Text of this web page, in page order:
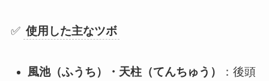
✅ 使用した主なツボ
風池（ふうち）・天柱（てんちゅう）
：後頭